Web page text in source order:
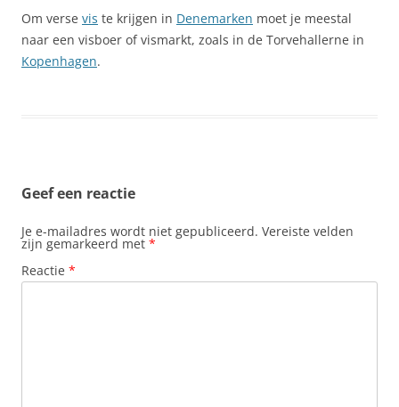
Om verse vis te krijgen in Denemarken moet je meestal
naar een visboer of vismarkt, zoals in de Torvehallerne in
Kopenhagen.
Geef een reactie
Je e-mailadres wordt niet gepubliceerd. Vereiste velden
zijn gemarkeerd met *
Reactie *